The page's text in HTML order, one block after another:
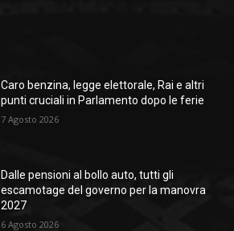
Caro benzina, legge elettorale, Rai e altri
punti cruciali in Parlamento dopo le ferie
7 Agosto 2026
Dalle pensioni al bollo auto, tutti gli
escamotage del governo per la manovra
2027
6 Agosto 2026